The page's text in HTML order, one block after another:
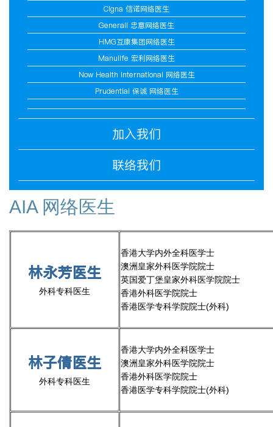
Cigna 信诺网络医生
Generali 忠意网络医生
HMG互康集团网络医生
Manulife 宏利网络医生
Now Health International 网络医生
Prudential 保诚 网络医生
加入我们
联络我们
AIA 网络医生
林永芳医生
外科专科医生
香港大学内外全科医学士
澳洲皇家外科医学院院士
英国爱丁堡皇家外科医学院院士
香港外科医学院院士
香港医学专科学院院士(外科)
林子倩医生
外科专科医生
香港大学内外全科医学士
澳洲皇家外科医学院院士
香港外科医学院院士
香港医学专科学院院士(外科)